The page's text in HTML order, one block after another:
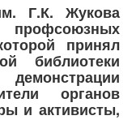
Г.К. Жукова
принял
библиотеки
органов
и активисты,